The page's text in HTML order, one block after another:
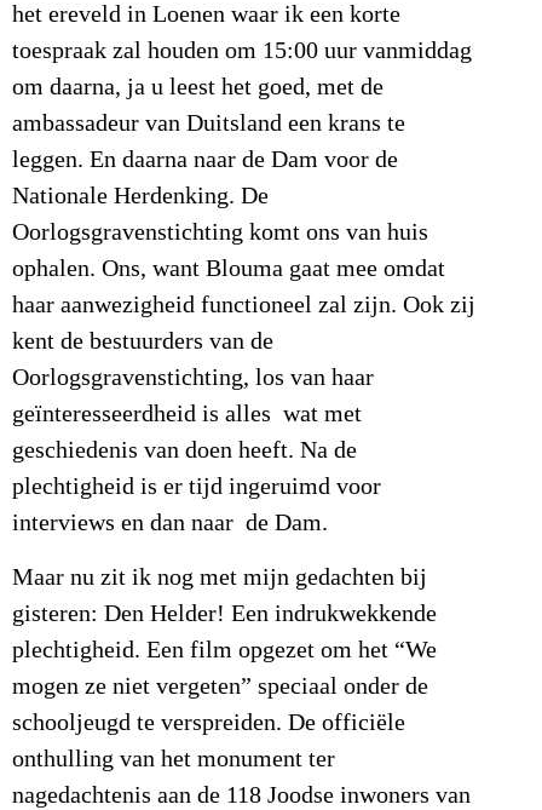
het ereveld in Loenen waar ik een korte
toespraak zal houden om 15:00 uur vanmiddag
om daarna, ja u leest het goed, met de
ambassadeur van Duitsland een krans te
leggen. En daarna naar de Dam voor de
Nationale Herdenking. De
Oorlogsgravenstichting komt ons van huis
ophalen. Ons, want Blouma gaat mee omdat
haar aanwezigheid functioneel zal zijn. Ook zij
kent de bestuurders van de
Oorlogsgravenstichting, los van haar
geïnteresseerdheid is alles wat met
geschiedenis van doen heeft. Na de
plechtigheid is er tijd ingeruimd voor
interviews en dan naar de Dam.
Maar nu zit ik nog met mijn gedachten bij
gisteren: Den Helder! Een indrukwekkende
plechtigheid. Een film opgezet om het “We
mogen ze niet vergeten” speciaal onder de
schooljeugd te verspreiden. De officiële
onthulling van het monument ter
nagedachtenis aan de 118 Joodse inwoners van